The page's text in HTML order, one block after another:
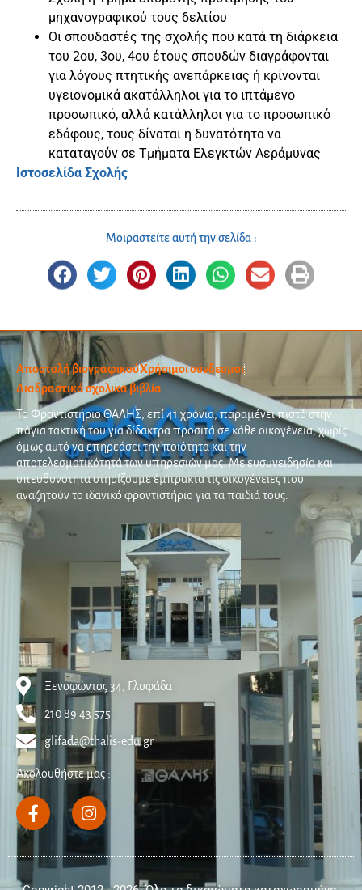
μηχανογραφικού τους δελτίου
Οι σπουδαστές της σχολής που κατά τη διάρκεια
του 2ου, 3ου, 4ου έτους σπουδών διαγράφονται
για λόγους πτητικής ανεπάρκειας ή κρίνονται
υγειονομικά ακατάλληλοι για το ιπτάμενο
προσωπικό, αλλά κατάλληλοι για το προσωπικό
εδάφους, τους δίναται η δυνατότητα να
καταταγούν σε Τμήματα Ελεγκτών Αεράμυνας
Ιστοσελίδα Σχολής
Μοιραστείτε αυτή την σελίδα :
Αποστολή βιογραφικούΧρήσιμοι σύνδεσμοι
Διαδραστικά σχολικά βιβλία
Το Φροντιστήριο ΘΑΛΗΣ, επί 41 χρόνια, παραμένει πιστό στην
πάγια τακτική του για δίδακτρα προσιτά σε κάθε οικογένεια, χωρίς
όμως αυτό να επηρεάσει την ποιότητα και την
αποτελεσματικότητά των υπηρεσιών μας. Με ευσυνειδησία και
υπευθυνότητα στηρίζουμε έμπρακτα τις οικογένειες που
αναζητούν το ιδανικό φροντιστήριο για τα παιδιά τους.
Ξενοφώντος 34, Γλυφάδα
210 89 43 575
glifada@thalis-edu.gr
Ακολουθήστε μας :